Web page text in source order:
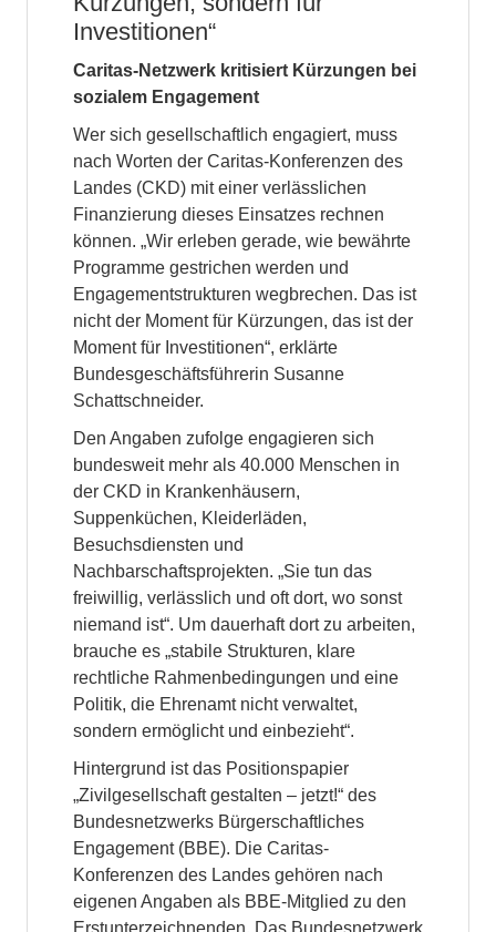
Investitionen“
Caritas-Netzwerk kritisiert Kürzungen bei
sozialem Engagement
Wer sich gesellschaftlich engagiert, muss
nach Worten der Caritas-Konferenzen des
Landes (CKD) mit einer verlässlichen
Finanzierung dieses Einsatzes rechnen
können. „Wir erleben gerade, wie bewährte
Programme gestrichen werden und
Engagementstrukturen wegbrechen. Das ist
nicht der Moment für Kürzungen, das ist der
Moment für Investitionen“, erklärte
Bundesgeschäftsführerin Susanne
Schattschneider.
Den Angaben zufolge engagieren sich
bundesweit mehr als 40.000 Menschen in
der CKD in Krankenhäusern,
Suppenküchen, Kleiderläden,
Besuchsdiensten und
Nachbarschaftsprojekten. „Sie tun das
freiwillig, verlässlich und oft dort, wo sonst
niemand ist“. Um dauerhaft dort zu arbeiten,
brauche es „stabile Strukturen, klare
rechtliche Rahmenbedingungen und eine
Politik, die Ehrenamt nicht verwaltet,
sondern ermöglicht und einbezieht“.
Hintergrund ist das Positionspapier
„Zivilgesellschaft gestalten – jetzt!“ des
Bundesnetzwerks Bürgerschaftliches
Engagement (BBE). Die Caritas-
Konferenzen des Landes gehören nach
eigenen Angaben als BBE-Mitglied zu den